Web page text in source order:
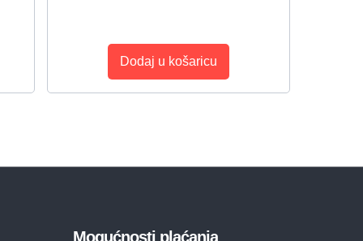
Dodaj u košaricu
Mogućnosti plaćanja